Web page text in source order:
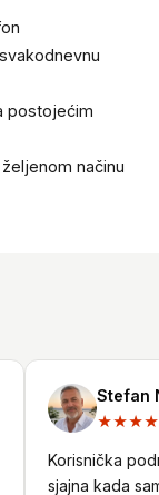
postojećim
načinu
Stefan
Korisnička
sjajna kada